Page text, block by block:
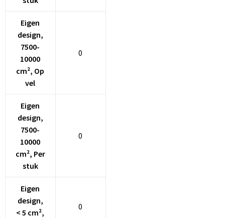
Eigen
design,
7500-
10000
cm², Op
vel
0
Eigen
design,
7500-
10000
cm², Per
stuk
0
Eigen
design,
< 5 cm²,
0